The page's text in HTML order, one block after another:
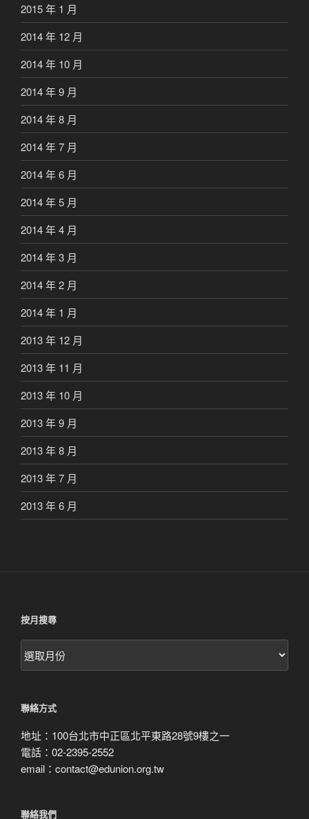
2015 年 1 月
2014 年 12 月
2014 年 10 月
2014 年 9 月
2014 年 8 月
2014 年 7 月
2014 年 6 月
2014 年 5 月
2014 年 4 月
2014 年 3 月
2014 年 2 月
2014 年 1 月
2013 年 12 月
2013 年 11 月
2013 年 10 月
2013 年 9 月
2013 年 8 月
2013 年 7 月
2013 年 6 月
按月搜尋
按
月
聯絡方式
地址：100台北市中正區北平東路28號9樓之一
電話：02-2395-2552
email：contact@edunion.org.tw
聯絡我們